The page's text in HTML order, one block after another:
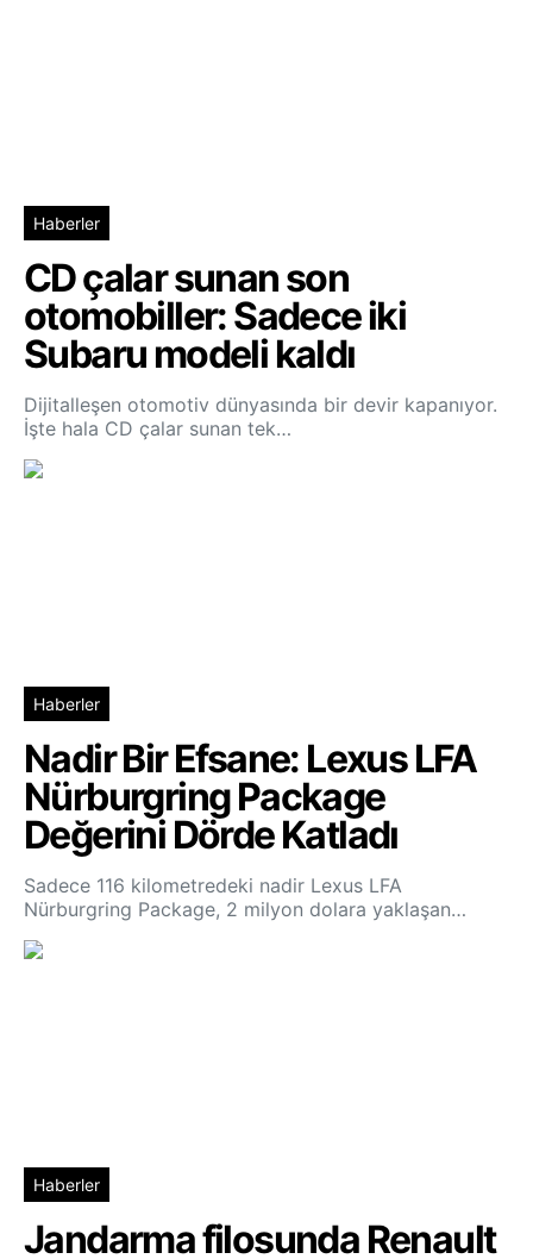
Haberler
CD çalar sunan son
otomobiller: Sadece iki
Subaru modeli kaldı
Dijitalleşen otomotiv dünyasında bir devir kapanıyor.
İşte hala CD çalar sunan tek…
Haberler
Nadir Bir Efsane: Lexus LFA
Nürburgring Package
Değerini Dörde Katladı
Sadece 116 kilometredeki nadir Lexus LFA
Nürburgring Package, 2 milyon dolara yaklaşan…
Haberler
Jandarma filosunda Renault